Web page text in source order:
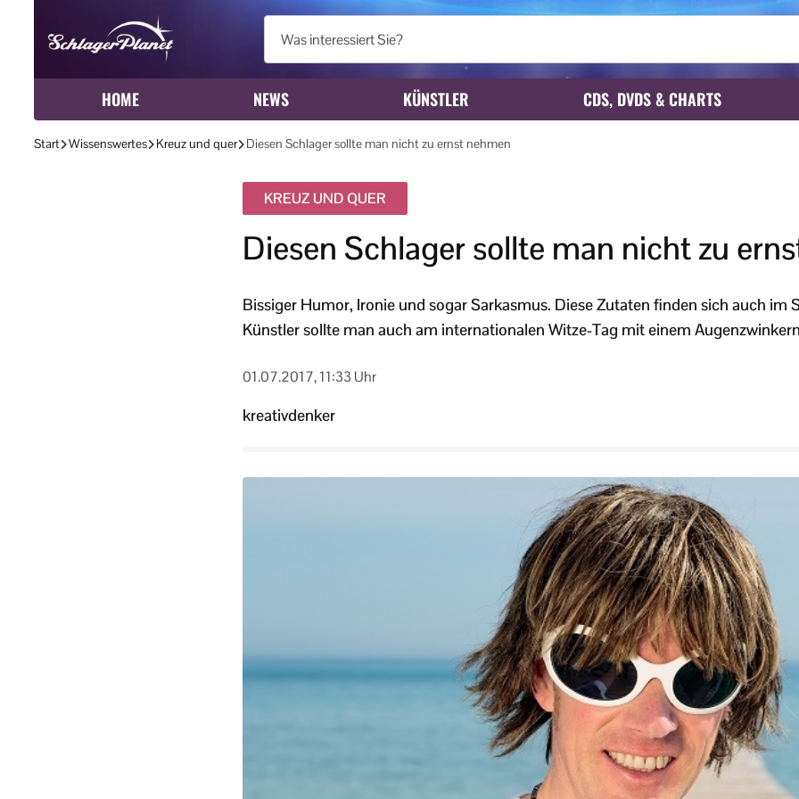
HOME NEWS KÜNSTLER CDS, DVDS & CHARTS
Start Wissenswertes Kreuz und quer Diesen Schlager sollte man nicht zu ernst nehmen
KREUZ UND QUER
Diesen Schlager sollte man nicht zu
Bissiger Humor, Ironie und sogar Sarkasmus. Diese Zutaten finden sich auch im
Künstler sollte man auch am internationalen Witze-Tag mit einem
01.07.2017, 11:33 Uhr
kreativdenker